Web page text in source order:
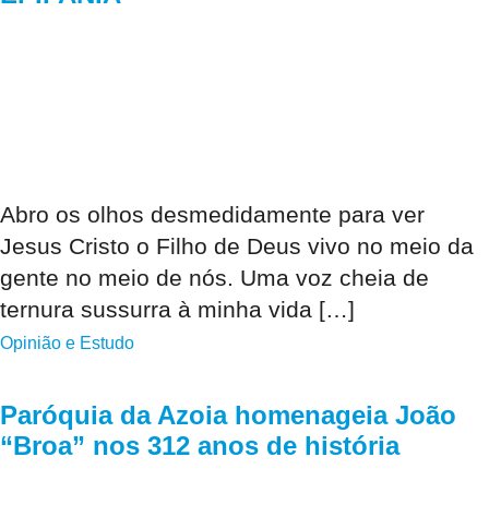
Abro os olhos desmedidamente para ver
Jesus Cristo o Filho de Deus vivo no meio da
gente no meio de nós. Uma voz cheia de
ternura sussurra à minha vida […]
Opinião e Estudo
Paróquia da Azoia homenageia João
“Broa” nos 312 anos de história